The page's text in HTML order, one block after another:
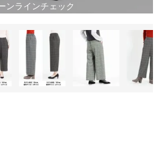
ンラインチェック